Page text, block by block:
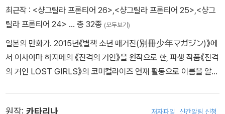
최근작 : <샹그릴라 프론티어 26> <샹그릴라 프론티어 25> <샹그
릴라 프론티어 24> … 총 32종 (모두보기)
일본의 만화가. 2015년《별책 소년 매거진(別冊少年マガジン)》에
서 이사야마 하지메의 《진격의 거인》을 원작으로 한, 파생 작품《진격
의 거인 LOST GIRLS》의 코미컬라이즈 연재 활동으로 이름을 알리
원작: 카타리나 저자파일 신간알림 신청